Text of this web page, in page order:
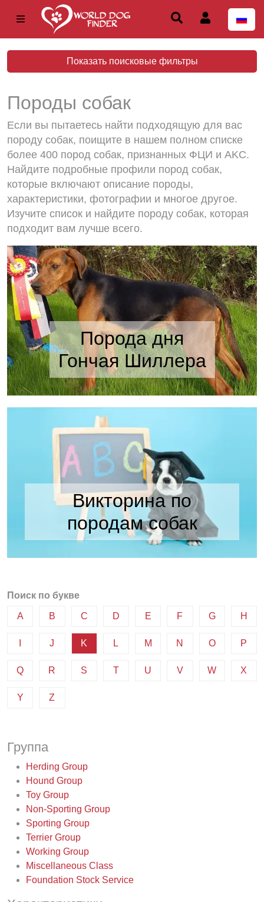
Показать поисковые фильтры
Породы собак
Если вы пытаетесь найти подходящую для вас
породу собак, поищите в нашем полном списке
более 400 пород собак, признанных ФЦИ и AKC.
Найдите подробные профили пород собак,
которые включают описание породы,
характеристики, фотографии и многое другое.
Изучите список и найдите породу собак, которая
подходит вам лучше всего.
Порода дня
Гончая Шиллера
Викторина по
породам собак
Поиск по букве
A B C D E F G H
J K L M N O P
Q R S T U V W X
Y Z
Группа
Herding Group
Hound Group
Toy Group
Non-Sporting Group
Sporting Group
Terrier Group
Working Group
Miscellaneous Class
Foundation Stock Service